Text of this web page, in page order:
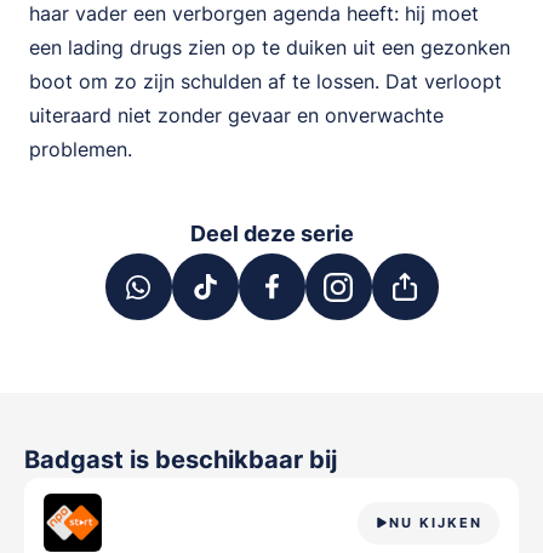
haar vader een verborgen agenda heeft: hij moet
een lading drugs zien op te duiken uit een gezonken
boot om zo zijn schulden af te lossen. Dat verloopt
uiteraard niet zonder gevaar en onverwachte
problemen.
Deel deze serie
Badgast is beschikbaar bij
NU KIJKEN